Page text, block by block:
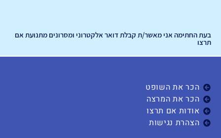
בעת החתימה אני מאשר/ת קבלת דואר אלקטרוני ומסרונים מתנועת אם
תרצו
הכר את השופט
הכר את המרצה
אודות אם תרצו
הצהרת נגישות